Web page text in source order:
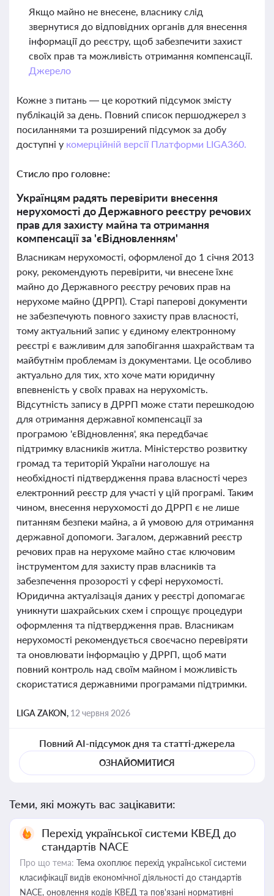
Якщо майно не внесене, власнику слід
звернутися до відповідних органів для внесення
інформації до реєстру, щоб забезпечити захист
своїх прав та можливість отримання компенсації.
Джерело
Кожне з питань — це короткий підсумок змісту
публікацій за день. Повний список першоджерел з
посиланнями та розширений підсумок за добу
доступні у комерційній версії Платформи LIGA360.
Стисло про головне:
Українцям радять перевірити внесення
нерухомості до Державного реєстру речових
прав для захисту майна та отримання
компенсації за 'єВідновленням'
Власникам нерухомості, оформленої до 1 січня 2013
року, рекомендують перевірити, чи внесене їхнє
майно до Державного реєстру речових прав на
нерухоме майно (ДРРП). Старі паперові документи
не забезпечують повного захисту прав власності,
тому актуальний запис у єдиному електронному
реєстрі є важливим для запобігання шахрайствам та
майбутнім проблемам із документами. Це особливо
актуально для тих, хто хоче мати юридичну
впевненість у своїх правах на нерухомість.
Відсутність запису в ДРРП може стати перешкодою
для отримання державної компенсації за
програмою 'єВідновлення', яка передбачає
підтримку власників житла. Міністерство розвитку
громад та територій України наголошує на
необхідності підтвердження права власності через
електронний реєстр для участі у цій програмі. Таким
чином, внесення нерухомості до ДРРП є не лише
питанням безпеки майна, а й умовою для отримання
державної допомоги. Загалом, державний реєстр
речових прав на нерухоме майно стає ключовим
інструментом для захисту прав власників та
забезпечення прозорості у сфері нерухомості.
Юридична актуалізація даних у реєстрі допомагає
уникнути шахрайських схем і спрощує процедури
оформлення та підтвердження прав. Власникам
нерухомості рекомендується своєчасно перевіряти
та оновлювати інформацію у ДРРП, щоб мати
повний контроль над своїм майном і можливість
скористатися державними програмами підтримки.
LIGA ZAKON, 12 червня 2026
Повний AI-підсумок дня та статті-джерела
ОЗНАЙОМИТИСЯ
Теми, які можуть вас зацікавити:
Перехід української системи КВЕД до
стандартів NACE
Про що тема: Тема охоплює перехід української системи
класифікації видів економічної діяльності до стандартів
NACE, оновлення кодів КВЕД та пов'язані нормативні